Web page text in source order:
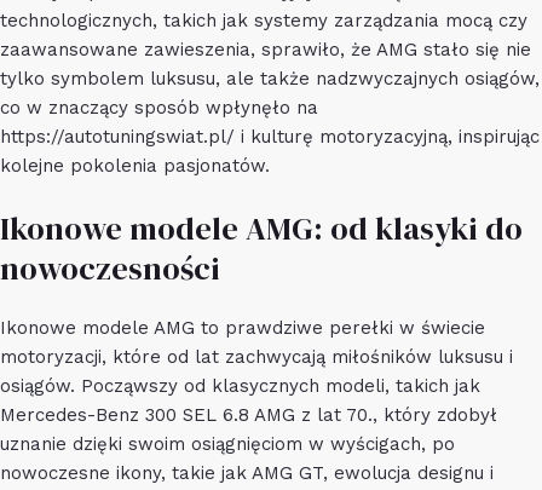
technologicznych, takich jak systemy zarządzania mocą czy
zaawansowane zawieszenia, sprawiło, że AMG stało się nie
tylko symbolem luksusu, ale także nadzwyczajnych osiągów,
co w znaczący sposób wpłynęło na
https://autotuningswiat.pl/ i kulturę motoryzacyjną, inspirując
kolejne pokolenia pasjonatów.
Ikonowe modele AMG: od klasyki do
nowoczesności
Ikonowe modele AMG to prawdziwe perełki w świecie
motoryzacji, które od lat zachwycają miłośników luksusu i
osiągów. Począwszy od klasycznych modeli, takich jak
Mercedes-Benz 300 SEL 6.8 AMG z lat 70., który zdobył
uznanie dzięki swoim osiągnięciom w wyścigach, po
nowoczesne ikony, takie jak AMG GT, ewolucja designu i